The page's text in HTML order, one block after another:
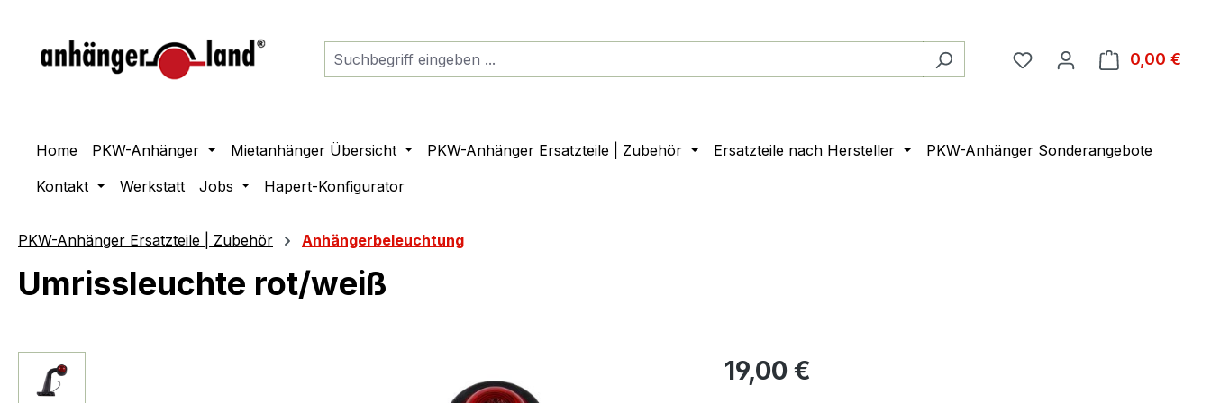
0,00 €
Home PKW-Anhänger Mietanhänger Übersicht PKW-Anhänger Ersatzteile | Zubehör Ersatzteile nach Hersteller
PKW-Anhänger Sonderangebote
Kontakt
Werkstatt Jobs Hapert-Konfigurator
PKW-Anhänger Ersatzteile | Zubehör Anhängerbeleuchtung
Umrissleuchte rot/weiß
Bildergalerie überspringen 19,00 €